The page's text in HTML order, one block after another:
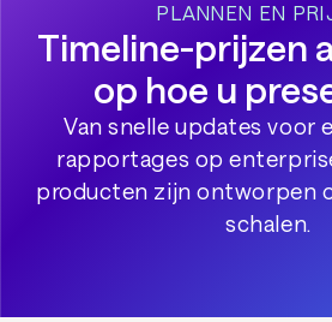
PLANNEN EN
Timeline-prijzen
op hoe u
Van snelle updates voor
rapportages op
producten zijn ontworpen
schalen.